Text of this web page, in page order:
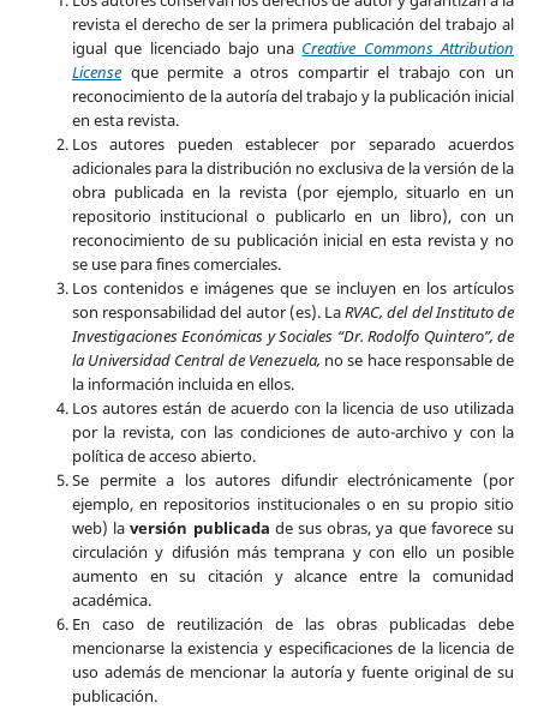
revista el derecho de ser la primera publicación del trabajo al
igual que licenciado bajo una Creative Commons Attribution
Licenseque permite a otros compartir el trabajo con un
reconocimiento de la autoría del trabajo y la publicación inicial
en esta revista.
Los autores pueden establecer por separado acuerdos
adicionales para la distribución no exclusiva de la versión de la
obra publicada en la revista (por ejemplo, situarlo en un
repositorio institucional o publicarlo en un libro), con un
reconocimiento de su publicación inicial en esta revista y no
se use para fines comerciales.
Los contenidos e imágenes que se incluyen en los artículos
son responsabilidad del autor (es). LaRVAC, del del Instituto de
Investigaciones Económicas y Sociales “Dr. Rodolfo Quintero”, de
la Universidad Central de Venezuela, no se hace responsable de
la información incluida en ellos.
Los autores están de acuerdo con la licencia de uso utilizada
por la revista, con las condiciones de auto-archivo y con la
política de acceso abierto.
Se permite a los autores difundir electrónicamente (por
ejemplo, en repositorios institucionales o en su propio sitio
web) laversión publicada de sus obras, ya que favorece su
circulación y difusión más temprana y con ello un posible
aumento en su citación y alcance entre la comunidad
académica.
En caso de reutilización de las obras publicadas debe
mencionarse la existencia y especificaciones de la licencia de
uso además de mencionar la autoría y fuente original de su
publicación.